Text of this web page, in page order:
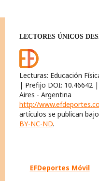
LECTORES ÚNICOS
Lecturas: Educación
| Prefijo DOI: 10.46642
Aires - Argentina
http://
artículos se publican
BY-NC-ND.
EFDeportes Móvil